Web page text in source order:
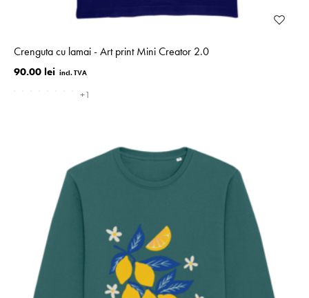
Crenguta cu lamai - Art print Mini Creator 2.0
90.00 lei
+1